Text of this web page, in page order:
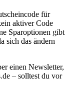
für
aktiver Code
Sparoptionen gibt
sich das ändern
einen Newsletter,
– solltest du vor